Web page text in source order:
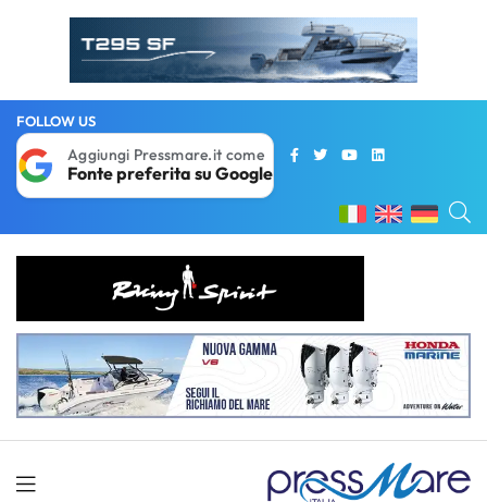
FOLLOW US
Aggiungi Pressmare.it come
Fonte preferita su Google